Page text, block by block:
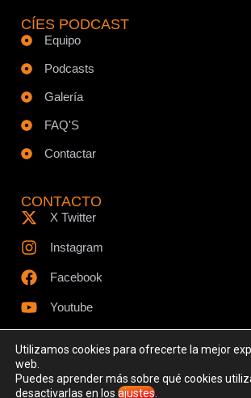
CÍES PODCAST
Equipo
Podcasts
Galería
FAQ'S
Contactar
CONTACTO
X Twitter
Instagram
Facebook
Youtube
© Todos los derechos reservados -
Utilizamos cookies para ofrecerte la mejor
web.
Puedes aprender más sobre qué cookies
desactivarlas en los ajustes